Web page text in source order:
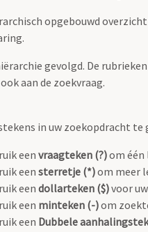
opgebouwd
gevolgd. De
aan de zoekvraag.
in uw zoekopdracht
eenvraagteken (?)om
eensterretje (*)om meer
eendollarteken ($)voor
een minteken (-)om
een Dubbele